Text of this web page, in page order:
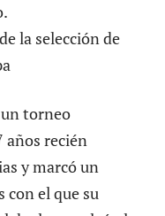
torneo
años recién
y marcó un
con el que su